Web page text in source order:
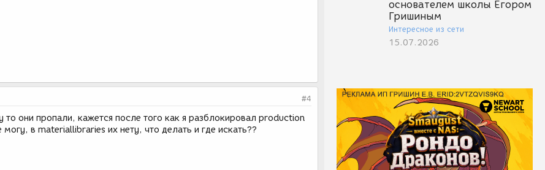
основателем школы Егором
Гришиным
Интересное из сети
15.07.2026
#4
то они пропали, кажется после того как я разблокировал production
могу, в materiallibraries их нету, что делать и где искать??